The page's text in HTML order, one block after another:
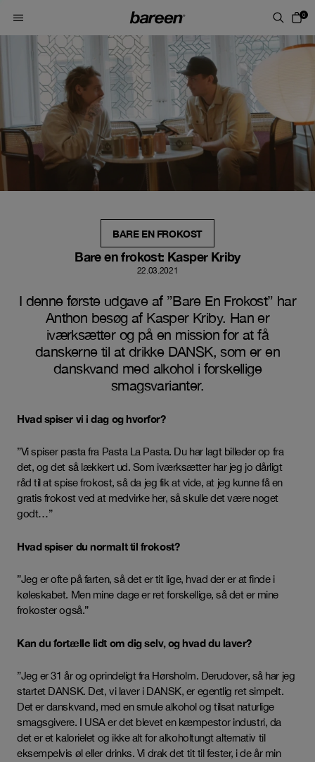
0
BARE EN FROKOST
Bare en frokost: Kasper Kriby
22.03.2021
I denne første udgave af ”Bare En Frokost” har
Anthon besøg af Kasper Kriby. Han er
iværksætter og på en mission for at få
danskerne til at drikke DANSK, som er en
danskvand med alkohol i forskellige
smagsvarianter.
Hvad spiser vi i dag og hvorfor?
”Vi spiser pasta fra Pasta La Pasta. Du har lagt billeder op fra
det, og det så lækkert ud. Som iværksætter har jeg jo dårligt
råd til at spise frokost, så da jeg fik at vide, at jeg kunne få en
gratis frokost ved at medvirke her, så skulle det være noget
godt…”
Hvad spiser du normalt til frokost?
”Jeg er ofte på farten, så det er tit lige, hvad der er at finde i
køleskabet. Men mine dage er ret forskellige, så det er mine
frokoster også.”
Kan du fortælle lidt om dig selv, og hvad du laver?
”Jeg er 31 år og oprindeligt fra Hørsholm. Derudover, så har jeg
startet DANSK. Det, vi laver i DANSK, er egentlig ret simpelt.
Det er danskvand, med en smule alkohol og tilsat naturlige
smagsgivere. I USA er det blevet en kæmpestor industri, da
det er et kalorielet og ikke alt for alkoholtungt alternativ til
eksempelvis øl eller drinks. Vi drak det tit til fester, i de år min